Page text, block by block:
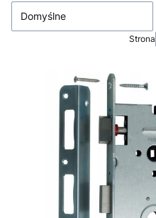
Domyślne
Strona